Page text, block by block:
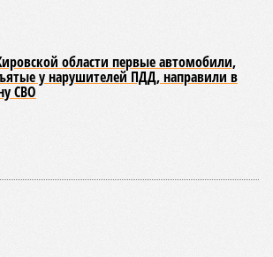
области первые автомобили,
у нарушителей ПДД, направили в
СВО